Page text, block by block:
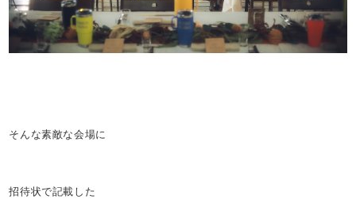
そんな素敵な会場に
招待状で記載した